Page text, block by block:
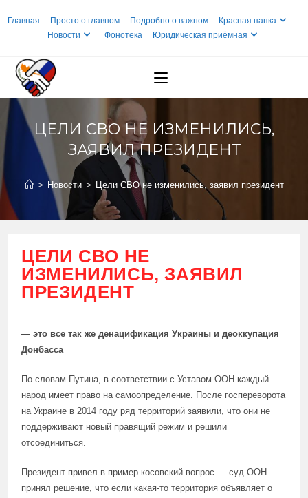
Главная Просто о главном Подробно о важном
Красная папка
Новости
Фонотека Юридическая приёмная
ЦЕЛИ СВО НЕ ИЗМЕНИЛИСЬ,
ЗАЯВИЛ ПРЕЗИДЕНТ
> Новости > Цели СВО не изменились, заявил президент
ЦЕЛИ СВО НЕ
ИЗМЕНИЛИСЬ, ЗАЯВИЛ
ПРЕЗИДЕНТ
— это все так же денацификация Украины и деоккупация
Донбасса
По словам Путина, в соответствии с Уставом ООН каждый
народ имеет право на самоопределение. После госпереворота
на Украине в 2014 году ряд территорий заявили, что они не
поддерживают новый правящий режим и решили
отсоединиться.
Президент привел в пример косовский вопрос — суд ООН
принял решение, что если какая-то территория объявляет о